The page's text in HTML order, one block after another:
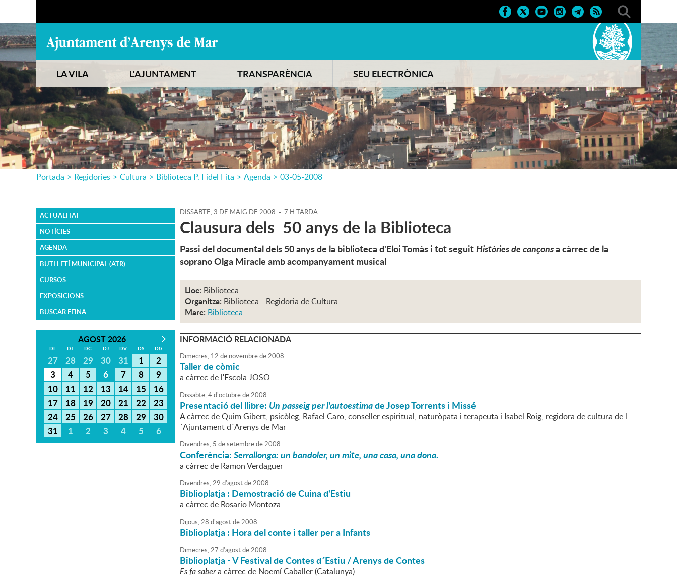
LA VILA L'AJUNTAMENT TRANSPARÈNCIA SEU ELECTRÒNICA
Portada > Regidories > Cultura > Biblioteca P. Fidel Fita > Agenda > 03-05-2008
ACTUALITAT
NOTÍCIES
AGENDA
BUTLLETÍ MUNICIPAL (ATR)
CURSOS
EXPOSICIONS
BUSCAR FEINA
AGOST 2026
DL DT DC DJ DV DS DG
27 28 29 30 31 1
2
3
4 5 6 7 8
9
10
11 12 13 14 15
16
17
18 19 20 21 22
23
24
25 26 27 28 29
30
31
1 2 3 4 5 6
DISSABTE,3 DE MAIG DE 2008 - 7 H TARDA
Clausura dels 50 anys de la Biblioteca
Passi del documental dels 50 anys de la biblioteca d'Eloi Tomàs i tot seguitHistòries de cançonsa càrrec de la
soprano Olga Miracle amb acompanyament musical
Lloc: Biblioteca
Organitza: Biblioteca - Regidoria de Cultura
Marc: Biblioteca
INFORMACIÓ RELACIONADA
Dimecres, 12 de novembrede2008
Taller de còmic
a càrrec de l'Escola JOSO
Dissabte,4d'octubrede2008
Presentació del llibre: Un passeig per l'autoestimade Josep Torrents i Missé
A càrrec de Quim Gibert, psicòleg, Rafael Caro, conseller espiritual, naturòpata i terapeuta i Isabel Roig, regidora de cultura de l
´Ajuntament d´Arenys de Mar
Divendres, 5 desetembrede2008
Conferència:Serrallonga: un bandoler, un mite, una casa, una dona.
a càrrec de Ramon Verdaguer
Divendres,29 d'agostde2008
Biblioplatja : Demostració de Cuina d'Estiu
a càrrec de Rosario Montoza
Dijous,28 d'agostde2008
Biblioplatja : Hora del conte i taller per a Infants
Dimecres,27 d'agostde2008
Biblioplatja - V Festival de Contes d´Estiu / Arenys de Contes
Es fa sabera càrrec de Noemí Caballer (Catalunya)